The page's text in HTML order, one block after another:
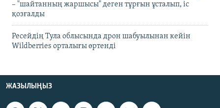
– "шайтанның жаршысы" деген тұрғын ұсталып, іс
қозғалды
Ресейдің Тула облысында дрон шабуылынан кейін
Wildberries орталығы өртенді
ЖАЗЫЛЫҢЫЗ